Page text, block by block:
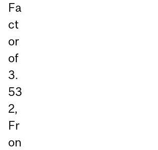
Fa
ct
or
of
3.
53
2,
Fr
on